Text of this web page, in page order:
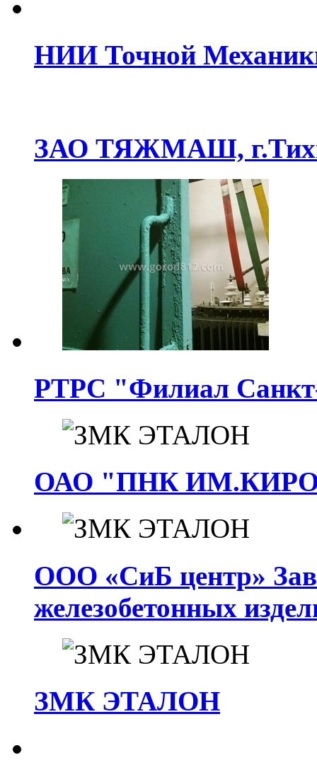
НИИ Точной
ЗАО ТЯЖМАШ,
РТРС "Филиал
ОАО "ПНК
ООО «СиБ центр»
железобетонных
ЗМК ЭТАЛОН